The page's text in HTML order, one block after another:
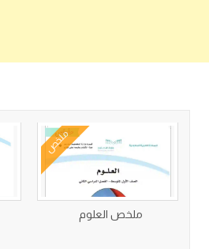
ملخص
ملخص العلوم